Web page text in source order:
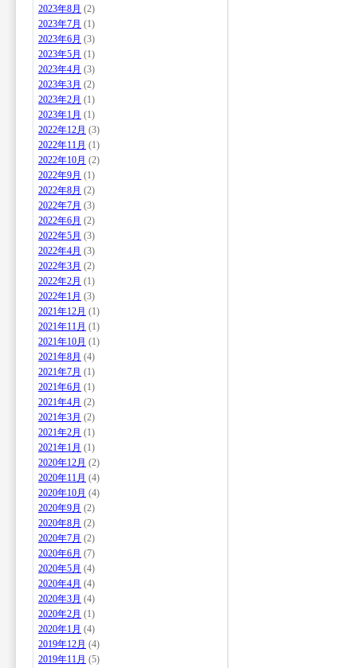
2023年8月 (2)
2023年7月 (1)
2023年6月 (3)
2023年5月 (1)
2023年4月 (3)
2023年3月 (2)
2023年2月 (1)
2023年1月 (1)
2022年12月 (3)
2022年11月 (1)
2022年10月 (2)
2022年9月 (1)
2022年8月 (2)
2022年7月 (3)
2022年6月 (2)
2022年5月 (3)
2022年4月 (3)
2022年3月 (2)
2022年2月 (1)
2022年1月 (3)
2021年12月 (1)
2021年11月 (1)
2021年10月 (1)
2021年8月 (4)
2021年7月 (1)
2021年6月 (1)
2021年4月 (2)
2021年3月 (2)
2021年2月 (1)
2021年1月 (1)
2020年12月 (2)
2020年11月 (4)
2020年10月 (4)
2020年9月 (2)
2020年8月 (2)
2020年7月 (2)
2020年6月 (7)
2020年5月 (4)
2020年4月 (4)
2020年3月 (4)
2020年2月 (1)
2020年1月 (4)
2019年12月 (4)
2019年11月 (5)